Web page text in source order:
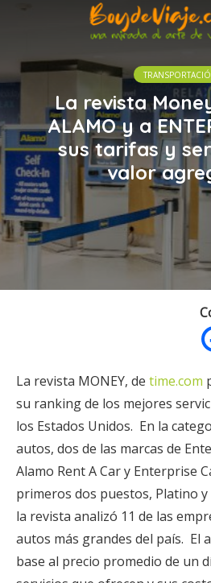
La revista
ALAMO y a
sus tarifas y
valor
La revista MONEY, de time.com
su ranking de los mejores
los Estados Unidos. En la
autos, dos de las marcas de
Alamo Rent A Car y Enterprise
primeros dos puestos, Platino y
la revista analizó 11 de las
autos más grandes del país. El
base al precio promedio de un